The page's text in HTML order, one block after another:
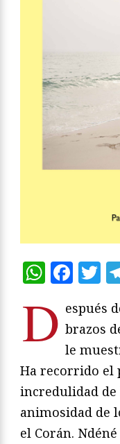
D espués
brazos
le
Ha recorrido el
incredulidad
animosidad de
el Corán.